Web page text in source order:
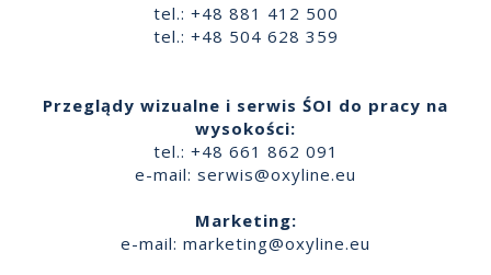
tel.: +48 881 412 500
tel.: +48 504 628 359
Przeglądy wizualne i serwis ŚOI do pracy na
wysokości:
tel.: +48 661 862 091
e-mail: serwis@oxyline.eu
Marketing:
e-mail: marketing@oxyline.eu